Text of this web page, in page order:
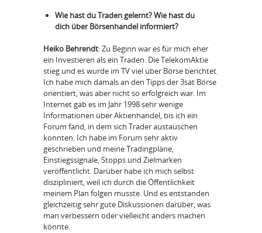
Wie hast du Traden gelernt? Wie hast du
dich über Börsenhandel informiert?
Heiko Behrendt: Zu Beginn war es für mich eher
ein Investieren als ein Traden. Die TelekomAktie
stieg und es wurde im TV viel über Börse berichtet.
Ich habe mich damals an den Tipps der 3sat Börse
orientiert, was aber nicht so erfolgreich war. Im
Internet gab es im Jahr 1998 sehr wenige
Informationen über Aktienhandel, bis ich ein
Forum fand, in dem sich Trader austauschen
konnten. Ich habe im Forum sehr aktiv
geschrieben und meine Tradingpläne,
Einstiegssignale, Stopps und Zielmarken
veröffentlicht. Darüber habe ich mich selbst
diszipliniert, weil ich durch die Öffentlichkeit
meinem Plan folgen musste. Und es entstanden
gleichzeitig sehr gute Diskussionen darüber, was
man verbessern oder vielleicht anders machen
könnte.